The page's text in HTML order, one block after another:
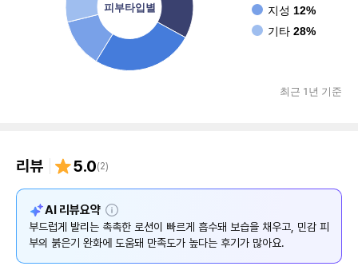
피부타입별
지성 12%
기타 28%
최근 1년 기준
리뷰 5.0(2)
AI 리뷰요약 설
명
부드럽게 발리는 촉촉한 로션이 빠르게 흡수돼 보습을 채우고, 민감 피
부의 붉은기 완화에 도움돼 만족도가 높다는 후기가 많아요.